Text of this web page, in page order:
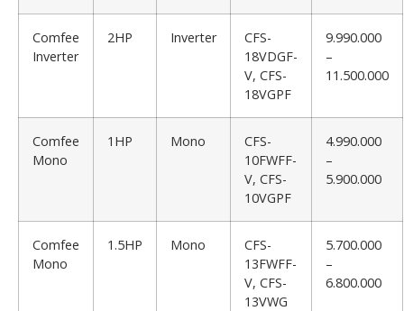
Comfee
Inverter
2HP Inverter
CFS-
18VDGF-
V, CFS-
18VGPF
9.990.000
–
11.500.000
Comfee
Mono
1HP Mono
CFS-
10FWFF-
V, CFS-
10VGPF
4.990.000
–
5.900.000
Comfee
Mono
1.5HP Mono
CFS-
13FWFF-
V, CFS-
13VWG
5.700.000
–
6.800.000